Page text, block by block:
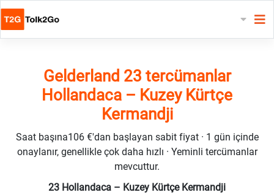
Gelderland 23 tercümanlar
Hollandaca – Kuzey Kürtçe
Kermandji
Saat başına106 €'dan başlayan sabit fiyat · 1 gün içinde
onaylanır, genellikle çok daha hızlı · Yeminli tercümanlar
mevcuttur.
23 Hollandaca – Kuzey Kürtçe Kermandji